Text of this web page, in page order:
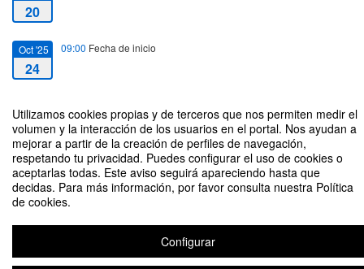
Utilizamos cookies propias y de terceros que nos permiten medir el
volumen y la interacción de los usuarios en el portal. Nos ayudan a
mejorar a partir de la creación de perfiles de navegación,
respetando tu privacidad. Puedes configurar el uso de cookies o
aceptarlas todas. Este aviso seguirá apareciendo hasta que
decidas. Para más información, por favor consulta nuestra Política
de cookies.
Configurar
20
Oct '25
24
09:00 Fecha de inicio
24
Organizado por SERVICIO DE PRL DE LA URJC